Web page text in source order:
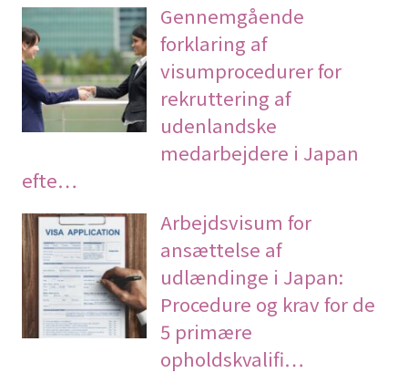
Gennemgående
forklaring af
visumprocedurer for
rekruttering af
udenlandske
medarbejdere i Japan
efte…
Arbejdsvisum for
ansættelse af
udlændinge i Japan:
Procedure og krav for de
5 primære
opholdskvalifi…